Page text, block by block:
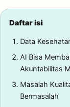
Daftar isi
Data
AI Bisa
Akuntabilitas
Masalah
Bermasalah